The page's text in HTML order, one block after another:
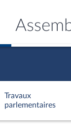
Travaux
parlementaires